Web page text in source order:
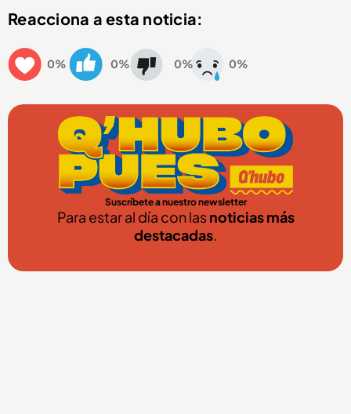
Reacciona a esta noticia:
0% 0% 0% 0%
Suscríbete a nuestro newsletter
Para estar al día con lasnoticias más
destacadas.